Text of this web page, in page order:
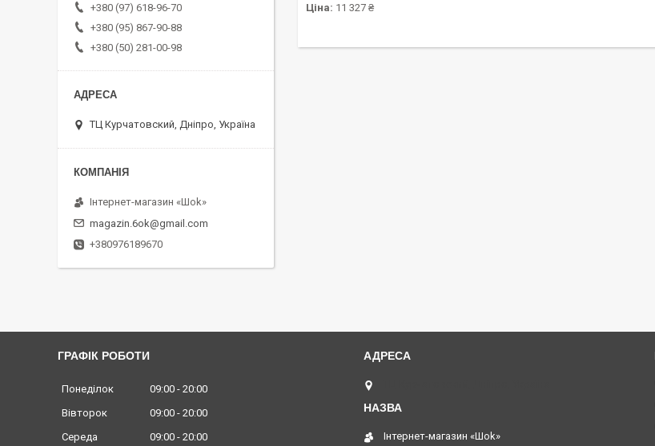
Ціна: 11 327 ₴
+380 (97) 618-96-70
+380 (95) 867-90-88
+380 (50) 281-00-98
ТЦ Курчатовский, Дніпро, Україна
Інтернет-магазин «Шоk»
magazin.6ok@gmail.com
+380976189670
ГРАФІК РОБОТИ
Понеділок 09:00
20:00
Вівторок
09:00
20:00
Середа
09:00 20:00 Інтернет-магазин «Шоk»